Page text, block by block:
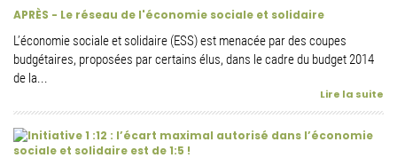
APRÈS - Le réseau de l'économie sociale et solidaire
L’économie sociale et solidaire (ESS) est menacée par des coupes
budgétaires, proposées par certains élus, dans le cadre du budget 2014
de la...
Lire la suite